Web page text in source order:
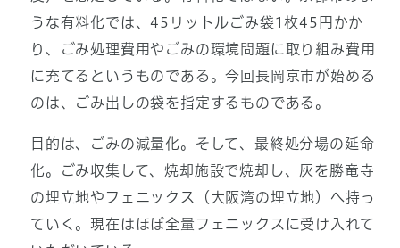
うな有料化では、45リットルごみ袋1枚45円かか
り、ごみ処理費用やごみの環境問題に取り組み費用
に充てるというものである。今回長岡京市が始める
のは、ごみ出しの袋を指定するものである。
目的は、ごみの減量化。そして、最終処分場の延命
化。ごみ収集して、焼却施設で焼却し、灰を勝竜寺
の埋立地やフェニックス（大阪湾の埋立地）へ持っ
ていく。現在はほぼ全量フェニックスに受け入れて